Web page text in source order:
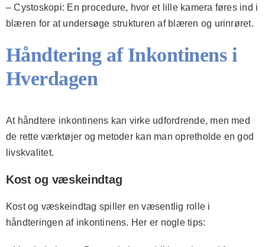
–Cystoskopi: En procedure, hvor et lille kamera føres ind i
blæren for at undersøge strukturen af blæren og urinrøret.
Håndtering af Inkontinens i
Hverdagen
At håndtere inkontinens kan virke udfordrende, men med
de rette værktøjer og metoder kan man opretholde en god
livskvalitet.
Kost og væskeindtag
Kost og væskeindtag spiller en væsentlig rolle i
håndteringen af inkontinens. Her er nogle tips: